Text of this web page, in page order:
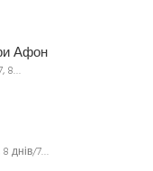
Афон
8…
8 днів/7…